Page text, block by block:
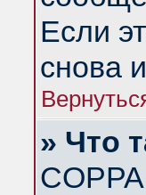
Если
снова
» Что